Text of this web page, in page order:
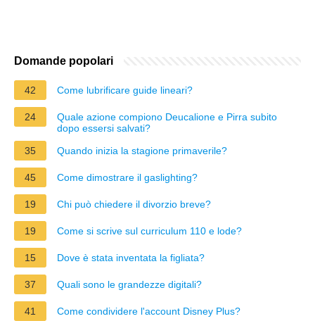
Domande popolari
42 Come lubrificare guide lineari?
24
Quale azione compiono Deucalione e Pirra subito
dopo essersi salvati?
35
Quando inizia la stagione primaverile?
45 Come dimostrare il gaslighting?
19 Chi può chiedere il divorzio breve?
19 Come si scrive sul curriculum 110 e lode?
15 Dove è stata inventata la figliata?
37 Quali sono le grandezze digitali?
41 Come condividere l'account Disney Plus?